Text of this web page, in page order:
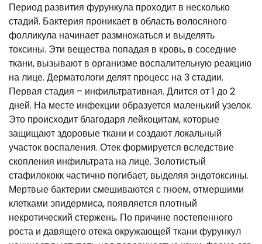
Период развития фурункула проходит в несколько
стадий. Бактерия проникает в область волосяного
фолликула начинает размножаться и выделять
токсины. Эти вещества попадая в кровь, в соседние
ткани, вызывают в организме воспалительную реакцию
на лице. Дерматологи делят процесс на 3 стадии.
Первая стадия – инфильтративная. Длится от 1 до 2
дней. На месте инфекции образуется маленький узелок.
Это происходит благодаря лейкоцитам, которые
защищают здоровые ткани и создают локальный
участок воспаления. Отек формируется вследствие
скопления инфильтрата на лице. Золотистый
стафилококк частично погибает, выделяя эндотоксины.
Мертвые бактерии смешиваются с гноем, отмершими
клетками эпидермиса, появляется плотный
некротический стержень. По причине постепенного
роста и давящего отека окружающей ткани фурункул